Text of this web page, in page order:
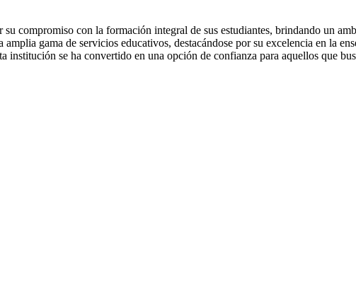
su compromiso con la formación integral de sus estudiantes, brindando un
gama de servicios educativos, destacándose por su excelencia en la
se ha convertido en una opción de confianza para aquellos que